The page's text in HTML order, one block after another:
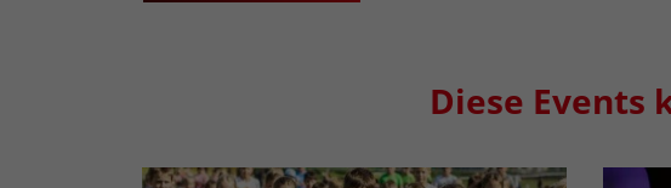
Diese Events